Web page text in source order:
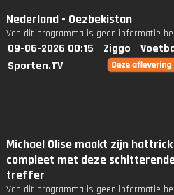
Nederland - Oezbekistan
Van dit programma is geen informatie
09-06-2026 00:15 Ziggo
Sporten.TV
Michael Olise maakt zijn hattrick
compleet met deze
treffer
Van dit programma is geen informatie